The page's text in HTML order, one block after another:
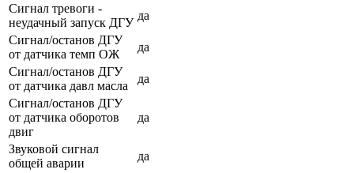
Сигнал тревоги -
неудачный запуск ДГУ
да
Сигнал/останов ДГУ
от датчика темп ОЖ
да
Сигнал/останов ДГУ
от датчика давл масла
да
Сигнал/останов ДГУ
от датчика оборотов
двиг
да
Звуковой сигнал
общей аварии
да